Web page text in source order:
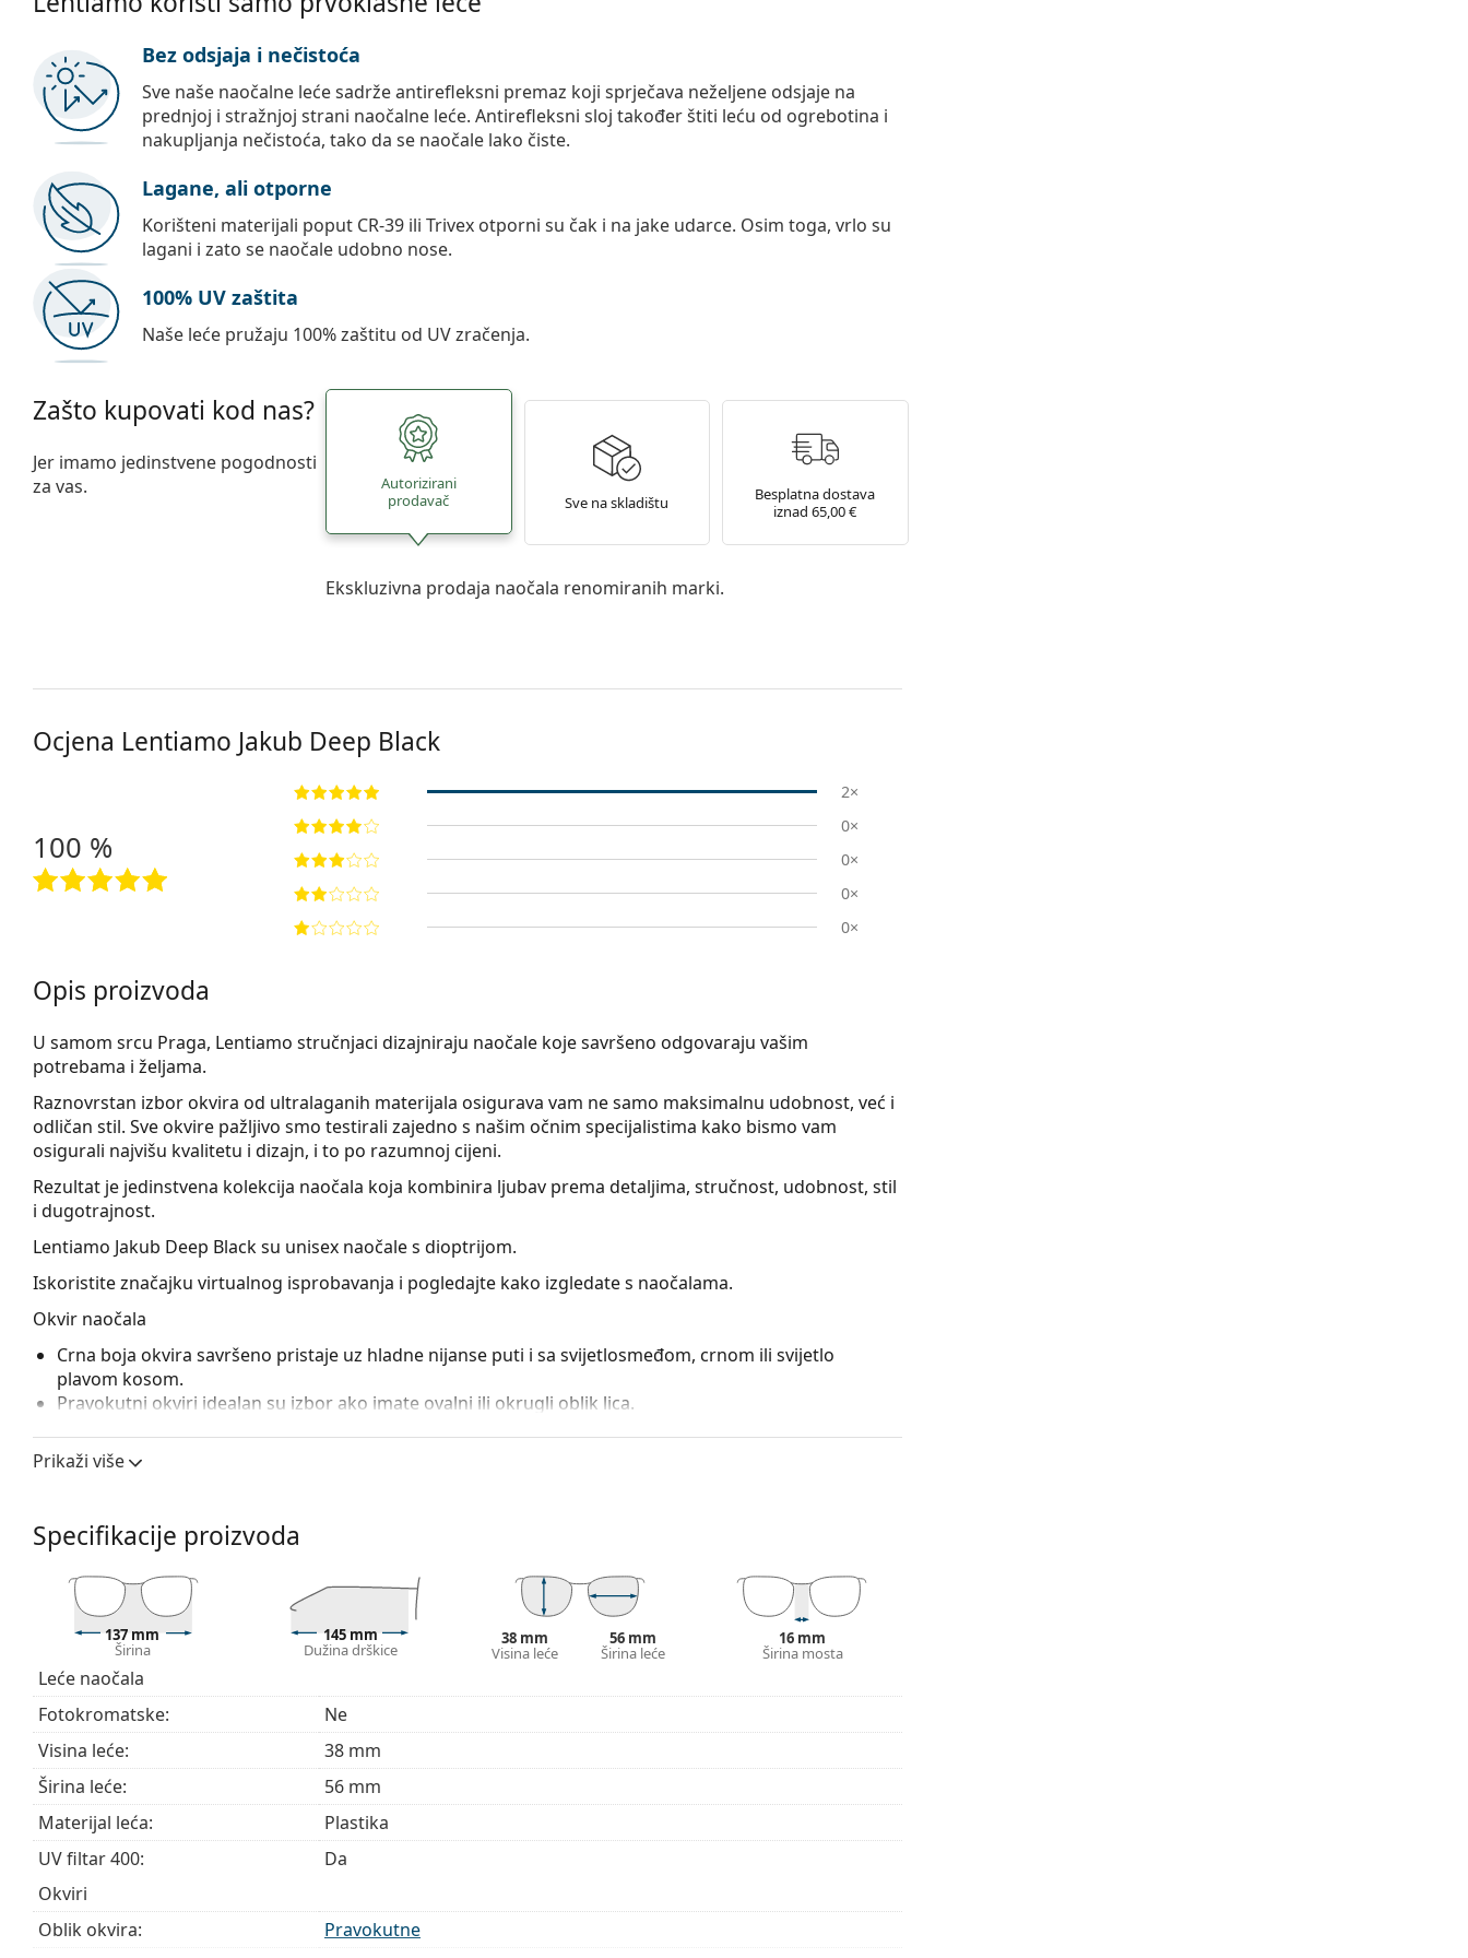
Bez odsjaja i nečistoća
Sve naše naočalne leće sadrže antirefleksni premaz koji sprječava neželjene odsjaje na
prednjoj i stražnjoj strani naočalne leće. Antirefleksni sloj također štiti leću od ogrebotina i
nakupljanja nečistoća, tako da se naočale lako čiste.
Lagane, ali otporne
Korišteni materijali poput CR-39 ili Trivex otporni su čak i na jake udarce. Osim toga, vrlo su
lagani i zato se naočale udobno nose.
100% UV zaštita
Naše leće pružaju 100% zaštitu od UV zračenja.
Zašto kupovati kod nas?
Jer imamo jedinstvene pogodnosti
za vas.
Autorizirani
prodavač
Sve na skladištu
Besplatna dostava
iznad 65,00 €
Ekskluzivna prodaja naočala renomiranih marki.
Ocjena Lentiamo Jakub Deep Black
100 %
2×
0×
0×
0×
0×
Opis proizvoda
U samom srcu Praga, Lentiamo stručnjaci dizajniraju naočale koje savršeno odgovaraju vašim
potrebama i željama.
Raznovrstan izbor okvira od ultralaganih materijala osigurava vam ne samo maksimalnu udobnost, već i
odličan stil. Sve okvire pažljivo smo testirali zajedno s našim očnim specijalistima kako bismo vam
osigurali najvišu kvalitetu i dizajn, i to po razumnoj cijeni.
Rezultat je jedinstvena kolekcija naočala koja kombinira ljubav prema detaljima, stručnost, udobnost, stil
i dugotrajnost.
Lentiamo Jakub Deep Blacksu unisex naočale s dioptrijom.
Iskoristite značajku virtualnog isprobavanja i pogledajte kako izgledate s naočalama.
Okvir naočala
Crna boja okvira savršeno pristaje uz hladne nijanse puti i sa svijetlosmeđom, crnom ili svijetlo
plavom kosom.
Pravokutni okviri idealan su izbor ako imate ovalni ili okrugli oblik lica.
Pribor
Naočale isporučujemo s originalnom futrolom. Boja futrole i njena izvedba mogu se razlikovati.
sadržavati tekstilnu vrećicu.
Istražite cijelu ponudu
kupnju naočalaako trebate pomoć pri odabiru.
Prikaži više
Specifikacije proizvoda
137 mm
Širina
145 mm
Dužina drškice
38 mm
Visina leće
56 mm
Širina leće
16 mm
Širina mosta
Leće naočala
Fotokromatske:
Ne
Visina leće:
38 mm
Širina leće:
56 mm
Materijal leća:
Plastika
UV filtar 400:
Da
Okviri
Oblik okvira:
Pravokutne